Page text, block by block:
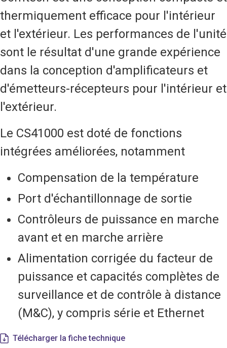
thermiquement efficace pour l'intérieur
et l'extérieur. Les performances de l'unité
sont le résultat d'une grande expérience
dans la conception d'amplificateurs et
d'émetteurs-récepteurs pour l'intérieur et
l'extérieur.
Le CS41000 est doté de fonctions
intégrées améliorées, notamment
Compensation de la température
Port d'échantillonnage de sortie
Contrôleurs de puissance en marche
avant et en marche arrière
Alimentation corrigée du facteur de
puissance et capacités complètes de
surveillance et de contrôle à distance
(M&C), y compris série et Ethernet
Télécharger la fiche technique